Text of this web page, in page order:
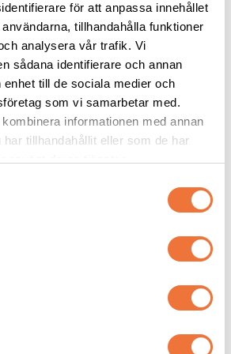
för att anpassa innehållet
tillhandahålla funktioner
analysera vår trafik. Vi
sådana identifierare och annan
enhet till de sociala medier och
som vi samarbetar med.
informationen med annan
tillhandahållit eller som de har
- 80
Kladdfritt hundgodis med en proteinkälla
Reseskål Silikon - Grön
1000 ml
79kr